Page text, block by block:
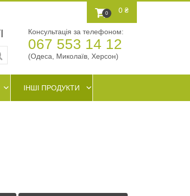
0 0 ₴
Консультація за телефоном:
067 553 14 12
(Одеса, Миколаїв, Херсон)
ІНШІ ПРОДУКТИ